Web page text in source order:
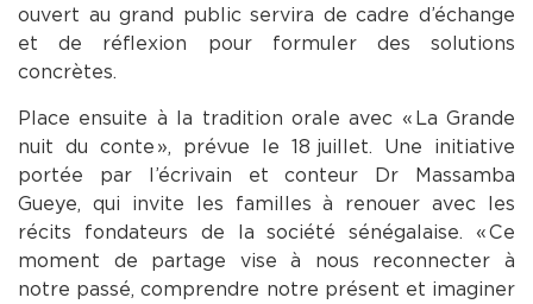
ouvert au grand public servira de cadre d’échange
et de réflexion pour formuler des solutions
concrètes.
Place ensuite à la tradition orale avec « La Grande
nuit du conte », prévue le 18 juillet. Une initiative
portée par l’écrivain et conteur Dr Massamba
Gueye, qui invite les familles à renouer avec les
récits fondateurs de la société sénégalaise. « Ce
moment de partage vise à nous reconnecter à
notre passé, comprendre notre présent et imaginer